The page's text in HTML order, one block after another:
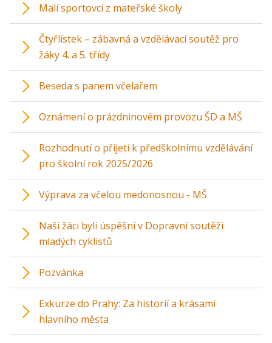
Malí sportovci z mateřské školy
Čtyřlístek – zábavná a vzdělávací soutěž pro
žáky 4. a 5. třídy
Beseda s panem včelařem
Oznámení o prázdninovém provozu ŠD a MŠ
Rozhodnutí o přijetí k předškolnímu vzdělávání
pro školní rok 2025/2026
Výprava za včelou medonosnou - MŠ
Naši žáci byli úspěšní v Dopravní soutěži
mladých cyklistů
Pozvánka
Exkurze do Prahy: Za historií a krásami
hlavního města